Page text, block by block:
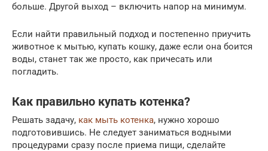
больше. Другой выход – включить напор на минимум.
Если найти правильный подход и постепенно приучить
животное к мытью, купать кошку, даже если она боится
воды, станет так же просто, как причесать или
погладить.
Как правильно купать котенка?
Решать задачу, как мыть котенка, нужно хорошо
подготовившись. Не следует заниматься водными
процедурами сразу после приема пищи, сделайте